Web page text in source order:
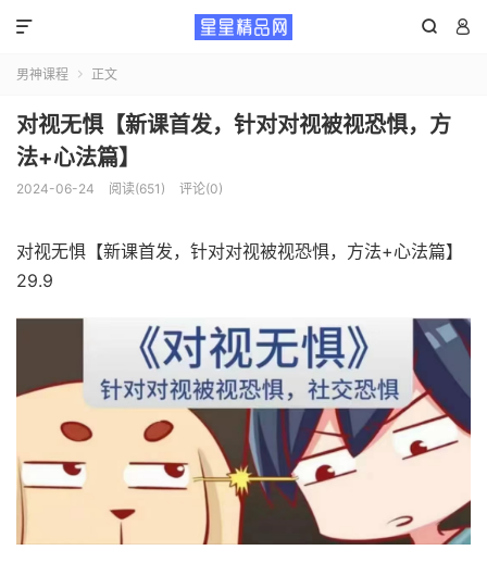
 

男神课程  正文
对视无惧【新课首发，针对对视被视恐惧，方
法+心法篇】
2024-06-24 阅读(651) 评论(0)
对视无惧【新课首发，针对对视被视恐惧，方法+心法篇】
29.9